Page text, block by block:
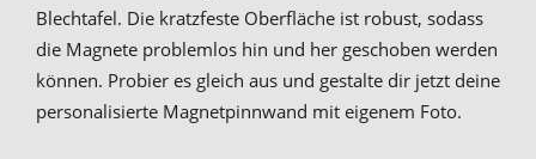
Blechtafel. Die kratzfeste Oberfläche ist robust, sodass
die Magnete problemlos hin und her geschoben werden
können. Probier es gleich aus und gestalte dir jetzt deine
personalisierte Magnetpinnwand mit eigenem Foto.